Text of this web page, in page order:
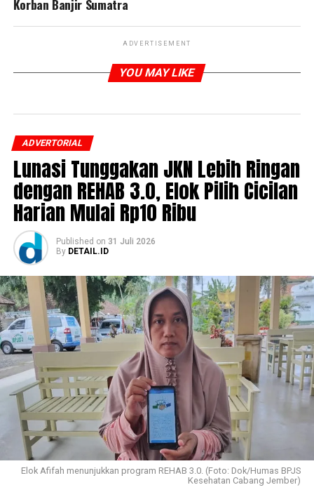
Korban Banjir Sumatra
ADVERTISEMENT
YOU MAY LIKE
ADVERTORIAL
Lunasi Tunggakan JKN Lebih Ringan
dengan REHAB 3.0, Elok Pilih Cicilan
Harian Mulai Rp10 Ribu
Published on 31 Juli 2026
By DETAIL.ID
Elok Afifah menunjukkan program REHAB 3.0. (Foto: Dok/Humas BPJS
Kesehatan Cabang Jember)